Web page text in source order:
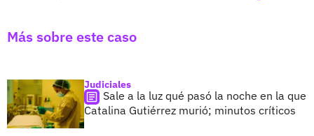
Más sobre este caso
Judiciales
Sale a la luz qué pasó la noche en la que
Catalina Gutiérrez murió; minutos críticos